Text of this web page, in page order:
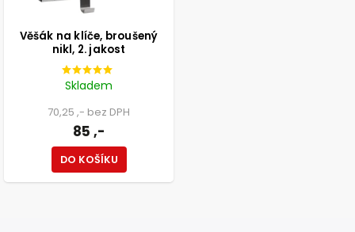
Věšák na klíče, broušený
nikl, 2. jakost
Skladem
70,25 ,- bez DPH
85 ,-
DO KOŠÍKU